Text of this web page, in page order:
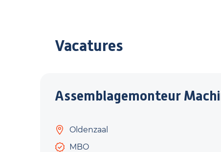
Vacatures
Assemblagemonteur
Oldenzaal
MBO